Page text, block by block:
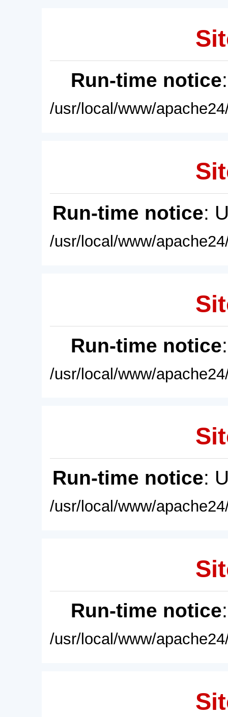
Run-time notice
/usr/local/www/
Run-time notice:
/usr/local/www/
Run-time notice
/usr/local/www/
Run-time notice:
/usr/local/www/
Run-time notice
/usr/local/www/